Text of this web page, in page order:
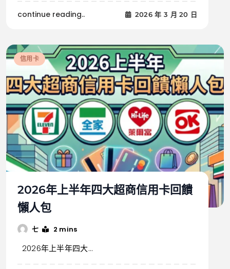
continue reading.. 2026 年 3 月 20 日
信用卡
2026年上半年四大超商信用卡回饋
懶人包
七 2 mins
2026年上半年四大...